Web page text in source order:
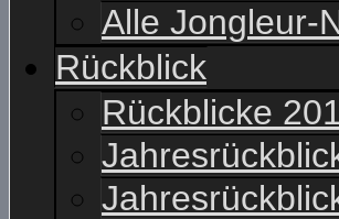
Alle Jongleur-
Rückblick
Rückblicke